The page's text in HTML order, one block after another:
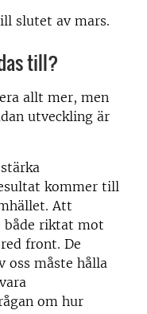
slutet av mars.
till?
allt mer, men
utveckling är
kommer till
Att
både riktat mot
front. De
oss måste hålla
om hur